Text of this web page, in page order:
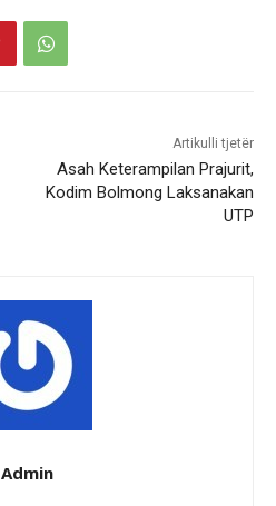
Artikulli tjetër
Asah Keterampilan Prajurit,
Kodim Bolmong Laksanakan
UTP
Admin